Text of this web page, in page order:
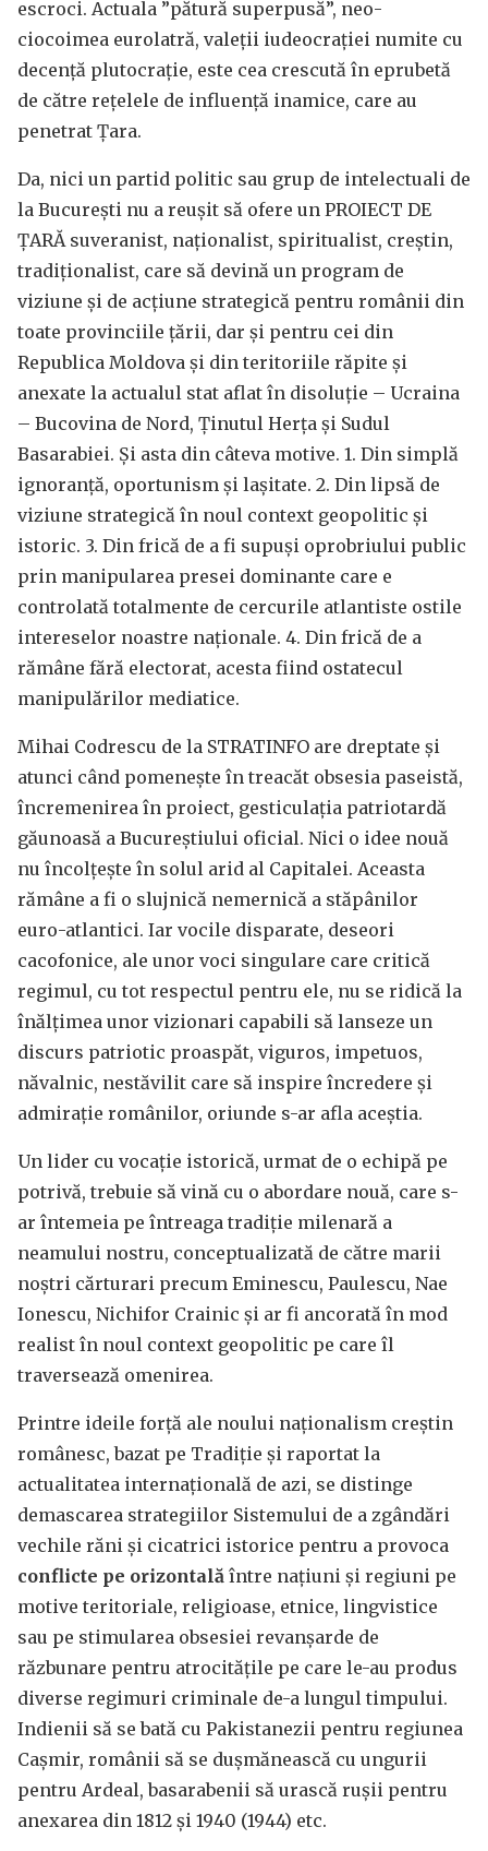
escroci. Actuala ”pătură superpusă”, neo-
ciocoimea eurolatră, valeții iudeocrației numite cu
decență plutocrație, este cea crescută în eprubetă
de către rețelele de influență inamice, care au
penetrat Țara.
Da, nici un partid politic sau grup de intelectuali de
la București nu a reușit să ofere un PROIECT DE
ȚARĂ suveranist, naționalist, spiritualist, creștin,
tradiționalist, care să devină un program de
viziune și de acțiune strategică pentru românii din
toate provinciile țării, dar și pentru cei din
Republica Moldova și din teritoriile răpite și
anexate la actualul stat aflat în disoluție – Ucraina
– Bucovina de Nord, Ținutul Herța și Sudul
Basarabiei. Și asta din câteva motive. 1. Din simplă
ignoranță, oportunism și lașitate. 2. Din lipsă de
viziune strategică în noul context geopolitic și
istoric. 3. Din frică de a fi supuși oprobriului public
prin manipularea presei dominante care e
controlată totalmente de cercurile atlantiste ostile
intereselor noastre naționale. 4. Din frică de a
rămâne fără electorat, acesta fiind ostatecul
manipulărilor mediatice.
Mihai Codrescu de la STRATINFO are dreptate și
atunci când pomenește în treacăt obsesia paseistă,
încremenirea în proiect, gesticulația patriotardă
găunoasă a Bucureștiului oficial. Nici o idee nouă
nu încolțește în solul arid al Capitalei. Aceasta
rămâne a fi o slujnică nemernică a stăpânilor
euro-atlantici. Iar vocile disparate, deseori
cacofonice, ale unor voci singulare care critică
regimul, cu tot respectul pentru ele, nu se ridică la
înălțimea unor vizionari capabili să lanseze un
discurs patriotic proaspăt, viguros, impetuos,
năvalnic, nestăvilit care să inspire încredere și
admirație românilor, oriunde s-ar afla aceștia.
Un lider cu vocație istorică, urmat de o echipă pe
potrivă, trebuie să vină cu o abordare nouă, care s-
ar întemeia pe întreaga tradiție milenară a
neamului nostru, conceptualizată de către marii
noștri cărturari precum Eminescu, Paulescu, Nae
Ionescu, Nichifor Crainic și ar fi ancorată în mod
realist în noul context geopolitic pe care îl
traversează omenirea.
Printre ideile forță ale noului naționalism creștin
românesc, bazat pe Tradiție și raportat la
actualitatea internațională de azi, se distinge
demascarea strategiilor Sistemului de a zgândări
vechile răni și cicatrici istorice pentru a provoca
conflicte pe orizontală între națiuni și regiuni pe
motive teritoriale, religioase, etnice, lingvistice
sau pe stimularea obsesiei revanșarde de
răzbunare pentru atrocitățile pe care le-au produs
diverse regimuri criminale de-a lungul timpului.
Indienii să se bată cu Pakistanezii pentru regiunea
Cașmir, românii să se dușmănească cu ungurii
pentru Ardeal, basarabenii să urască rușii pentru
anexarea din 1812 și 1940 (1944) etc.